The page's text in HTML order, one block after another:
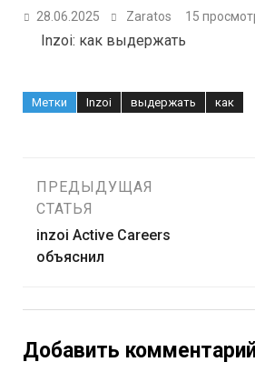
28.06.2025 Zaratos 15
Inzoi: как выдержать
Метки Inzoi выдержать как
Навигация
по
ПРЕДЫДУЩАЯ
СТАТЬЯ
inzoi Active Careers
объяснил
Добавить